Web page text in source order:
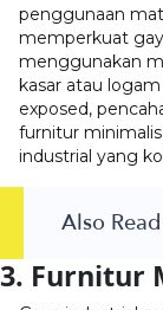
penggunaan
memperkuat
menggunakan
kasar atau
exposed,
furnitur
industrial yang
Also
3. Furnitur